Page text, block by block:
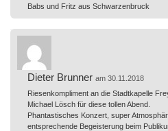
Babs und Fritz aus Schwarzenbruck
Dieter Brunner am 30.11.2018
Riesenkompliment an die Stadtkapelle
Michael Lösch für diese tollen Abend.
Phantastisches Konzert, super
entsprechende Begeisterung beim